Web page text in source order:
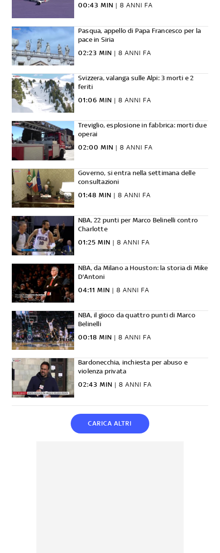
00:43 MIN | 8 ANNI FA
Pasqua, appello di Papa Francesco per la
pace in Siria
02:23 MIN | 8 ANNI FA
Svizzera, valanga sulle Alpi: 3 morti e 2
feriti
01:06 MIN | 8 ANNI FA
Treviglio, esplosione in fabbrica: morti due
operai
02:00 MIN | 8 ANNI FA
Governo, si entra nella settimana delle
consultazioni
01:48 MIN | 8 ANNI FA
NBA, 22 punti per Marco Belinelli contro
Charlotte
01:25 MIN | 8 ANNI FA
NBA, da Milano a Houston: la storia di Mike
D'Antoni
04:11 MIN | 8 ANNI FA
NBA, il gioco da quattro punti di Marco
Belinelli
00:18 MIN | 8 ANNI FA
Bardonecchia, inchiesta per abuso e
violenza privata
02:43 MIN | 8 ANNI FA
CARICA ALTRI